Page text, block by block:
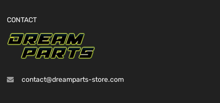
CONTACT
contact@dreamparts-store.com